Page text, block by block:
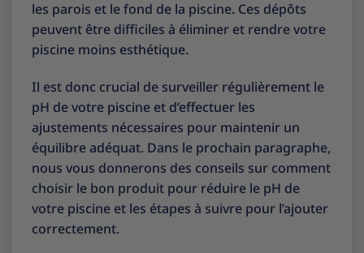
les parois et le fond de la piscine. Ces dépôts
peuvent être difficiles à éliminer et rendre votre
piscine moins esthétique.
Il est donc crucial de surveiller régulièrement le
pH de votre piscine et d’effectuer les
ajustements nécessaires pour maintenir un
équilibre adéquat. Dans le prochain paragraphe,
nous vous donnerons des conseils sur comment
choisir le bon produit pour réduire le pH de
votre piscine et les étapes à suivre pour l’ajouter
correctement.